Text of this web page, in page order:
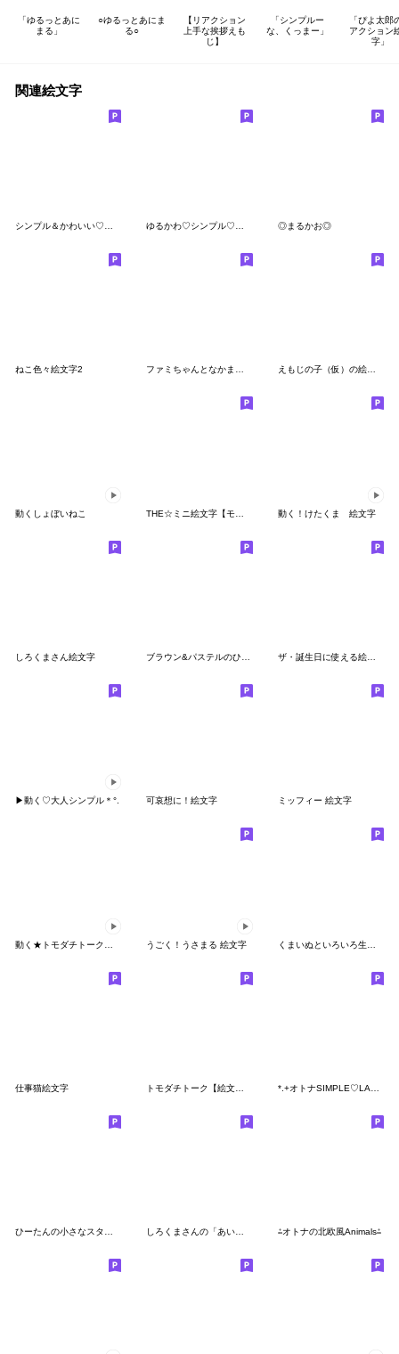
「ゆるっとあに
まる」
○ゆるっとあにま
る○
【リアクション
上手な挨拶えも
じ】
「シンプルー
な、くっまー」
「ぴよ太郎
アクション
字」
関連絵文字
◎まるかお◎
ねこ色々絵文字2 ファミちゃんとなかまたち 絵文字 えもじの子（仮）の絵文字
動くしょぼいねこ 動く！けたくま 絵文字
しろくまさん絵文字 ザ・誕生日に使える絵文字集
▶︎動く♡大人シンプル＊°. 可哀想に！絵文字 ミッフィー 絵文字
うごく！うさまる 絵文字
仕事猫絵文字
ひーたんの小さなスタンプ絵文字♡敬語 しろくまさんの「あいうえお」 ⁂オトナの北欧風Animals⁂